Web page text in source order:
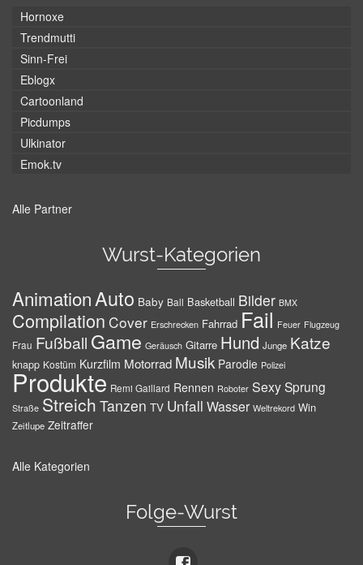
Hornoxe
Trendmutti
Sinn-Frei
Eblogx
Cartoonland
Picdumps
Ulkinator
Emok.tv
Alle Partner
Wurst-Kategorien
AnimationAuto Baby Ball Basketball Bilder BMX
Compilation Cover Erschrecken Fahrrad Fail Feuer Flugzeug
Frau Fußball Game Geräusch Gitarre Hund Junge Katze
knapp Kostüm Kurzfilm Motorrad Musik Parodie Polizei
Produkte Remi Gaillard Rennen Roboter SexySprung
Straße Streich Tanzen TV Unfall Wasser Weltrekord Win
Zeitlupe Zeitraffer
Alle Kategorien
Folge-Wurst